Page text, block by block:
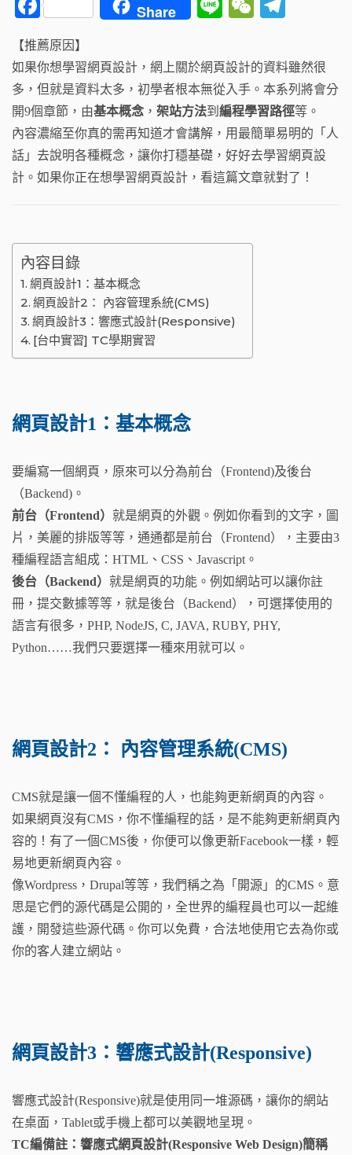
a
c
e
b
o
o
k
Share
e C
h
a
t
e
g
ra
m
【推薦原因】
如果你想學習網頁設計，網上關於網頁設計的資料雖然很
多，但就是資料太多，初學者根本無從入手。本系列將會分
開9個章節，由基本概念 ， 架站方法到 編程學習路徑等。
內容濃縮至你真的需再知道才會講解，用最簡單易明的「人
話」去說明各種概念，讓你打穩基礎，好好去學習網頁設
計。如果你正在想學習網頁設計，看這篇文章就對了！
內容目錄
網頁設計1：基本概念
網頁設計2： 內容管理系統(CMS)
網頁設計3：響應式設計(Responsive)
[台中實習] TC學期實習
網頁設計1：基本概念
要編寫一個網頁，原來可以分為前台（Frontend)及後台
（Backend)。
前台（Frontend） 就是網頁的外觀。例如你看到的文字，圖
片，美麗的排版等等，通通都是前台（Frontend），主要由3
種編程語言組成：HTML、CSS、Javascript。
後台（Backend） 就是網頁的功能。例如網站可以讓你註
冊，提交數據等等，就是後台（Backend），可選擇使用的
語言有很多，PHP, NodeJS, C, JAVA, RUBY, PHY,
Python……我們只要選擇一種來用就可以。
網頁設計2： 內容管理系統(CMS)
CMS就是讓一個不懂編程的人，也能夠更新網頁的內容。
如果網頁沒有CMS，你不懂編程的話，是不能夠更新網頁內
容的！有了一個CMS後，你便可以像更新Facebook一樣，輕
易地更新網頁內容。
像Wordpress，Drupal等等，我們稱之為「開源」的CMS。意
思是它們的源代碼是公開的，全世界的編程員也可以一起維
護，開發這些源代碼。你可以免費，合法地使用它去為你或
你的客人建立網站。
網頁設計3：響應式設計(Responsive)
響應式設計(Responsive)就是使用同一堆源碼，讓你的網站
在桌面，Tablet或手機上都可以美觀地呈現。
TC編備註：響應式網頁設計(Responsive Web Design)簡稱